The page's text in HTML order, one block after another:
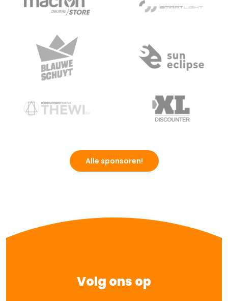
Alle sponsoren!
Volg ons op